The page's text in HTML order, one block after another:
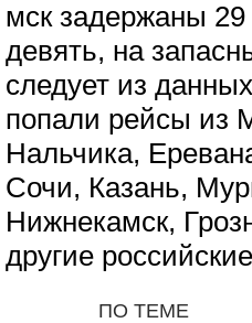
мск задержаны
девять, на
следует из данных
попали рейсы из
Нальчика,
Сочи, Казань,
Нижнекамск,
другие
ПО ТЕМЕ